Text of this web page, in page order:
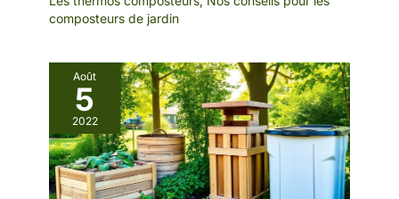
composteurs de jardin
Août
5
2022